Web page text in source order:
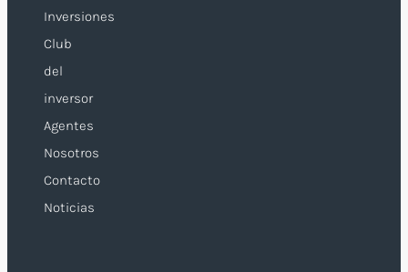
Inversiones
Club
del
inversor
Agentes
Nosotros
Contacto
Noticias